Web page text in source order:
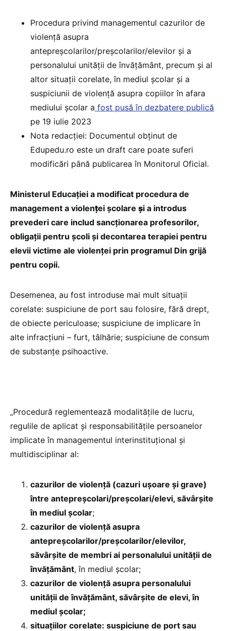
Procedura privind managementul cazurilor de
violență asupra
antepreșcolarilor/preșcolarilor/elevilor și a
personalului unității de învățământ, precum și al
altor situații corelate, în mediul școlar și a
suspiciunii de violență asupra copiilor în afara
mediului școlar a fost pusă în dezbatere publică
pe 19 iulie 2023
Nota redacției: Documentul obținut de
Edupedu.ro este un draft care poate suferi
modificări până publicarea în Monitorul Oficial.
Ministerul Educației a modificat procedura de
management a violenței școlare și a introdus
prevederi care includ sancționarea profesorilor,
obligații pentru școli și decontarea terapiei pentru
elevii victime ale violenței prin programul Din grijă
pentru copii.
Desemenea, au fost introduse mai mult situații
corelate: suspiciune de port sau folosire, fără drept,
de obiecte periculoase; suspiciune de implicare în
alte infracțiuni – furt, tâlhărie; suspiciune de consum
de substanțe psihoactive.
„Procedură reglementează modalitățile de lucru,
regulile de aplicat și responsabilitățile persoanelor
implicate în managementul interinstituțional şi
multidisciplinar al:
cazurilor de violență (cazuri ușoare și grave)
între antepreșcolari/preșcolari/elevi, săvârșite
în mediul școlar;
cazurilor de violență asupra
antepreșcolarilor/preșcolarilor/elevilor,
săvârșite de membri ai personalului unității de
învățământ, în mediul școlar;
cazurilor de violență asupra personalului
unității de învățământ, săvârșite de elevi, în
mediul școlar;
situațiilor corelate: suspiciune de port sau